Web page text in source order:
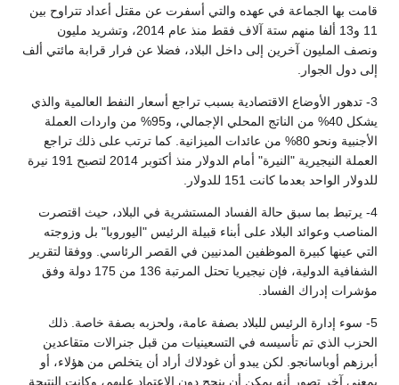
قامت بها الجماعة في عهده والتي أسفرت عن مقتل أعداد تتراوح بين
11 و13 ألفا منهم ستة آلاف فقط منذ عام 2014، وتشريد مليون
ونصف المليون آخرين إلى داخل البلاد، فضلا عن فرار قرابة مائتي ألف
إلى دول الجوار.
3- تدهور الأوضاع الاقتصادية بسبب تراجع أسعار النفط العالمية والذي
يشكل 40% من الناتج المحلي الإجمالي، و95% من واردات العملة
الأجنبية ونحو 80% من عائدات الميزانية. كما ترتب على ذلك تراجع
العملة النيجيرية "النيرة" أمام الدولار منذ أكتوبر 2014 لتصبح 191 نيرة
للدولار الواحد بعدما كانت 151 للدولار.
4- يرتبط بما سبق حالة الفساد المستشرية في البلاد، حيث اقتصرت
المناصب وعوائد البلاد على أبناء قبيلة الرئيس "اليوروبا" بل وزوجته
التي عينها كبيرة الموظفين المدنيين في القصر الرئاسي. ووفقا لتقرير
الشفافية الدولية، فإن نيجيريا تحتل المرتبة 136 من 175 دولة وفق
مؤشرات إدراك الفساد.
5- سوء إدارة الرئيس للبلاد بصفة عامة، ولحزبه بصفة خاصة. ذلك
الحزب الذي تم تأسيسه في التسعينيات من قبل جنرالات متقاعدين
أبرزهم أوباسانجو. لكن يبدو أن غودلاك أراد أن يتخلص من هؤلاء، أو
بمعنى آخر تصور أنه يمكن أن ينجح دون الاعتماد عليهم، وكانت النتيجة